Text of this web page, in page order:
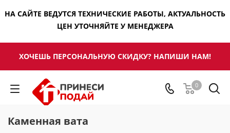
НА САЙТЕ ВЕДУТСЯ ТЕХНИЧЕСКИЕ РАБОТЫ, АКТУАЛЬНОСТЬ
ЦЕН УТОЧНЯЙТЕ У МЕНЕДЖЕРА
ХОЧЕШЬ ПЕРСОНАЛЬНУЮ СКИДКУ? НАПИШИ НАМ!
0
Каменная вата